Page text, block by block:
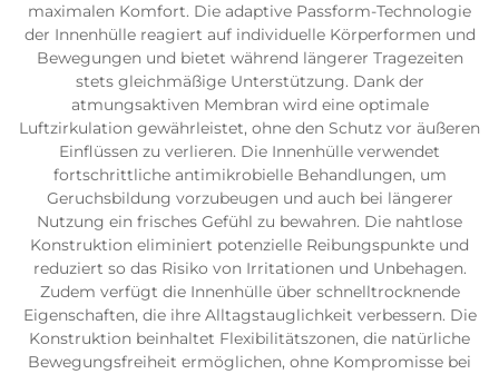
maximalen Komfort. Die adaptive Passform-Technologie
der Innenhülle reagiert auf individuelle Körperformen und
Bewegungen und bietet während längerer Tragezeiten
stets gleichmäßige Unterstützung. Dank der
atmungsaktiven Membran wird eine optimale
Luftzirkulation gewährleistet, ohne den Schutz vor äußeren
Einflüssen zu verlieren. Die Innenhülle verwendet
fortschrittliche antimikrobielle Behandlungen, um
Geruchsbildung vorzubeugen und auch bei längerer
Nutzung ein frisches Gefühl zu bewahren. Die nahtlose
Konstruktion eliminiert potenzielle Reibungspunkte und
reduziert so das Risiko von Irritationen und Unbehagen.
Zudem verfügt die Innenhülle über schnelltrocknende
Eigenschaften, die ihre Alltagstauglichkeit verbessern. Die
Konstruktion beinhaltet Flexibilitätszonen, die natürliche
Bewegungsfreiheit ermöglichen, ohne Kompromisse bei